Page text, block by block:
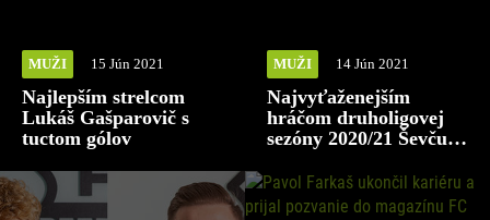
MUŽI 15 Jún 2021
Najlepším strelcom
Lukáš Gašparovič s
tuctom gólov
MUŽI 14 Jún 2021
Najvyťaženejším
hráčom druholigovej
sezóny 2020/21 Ševčuk,
2160 minút